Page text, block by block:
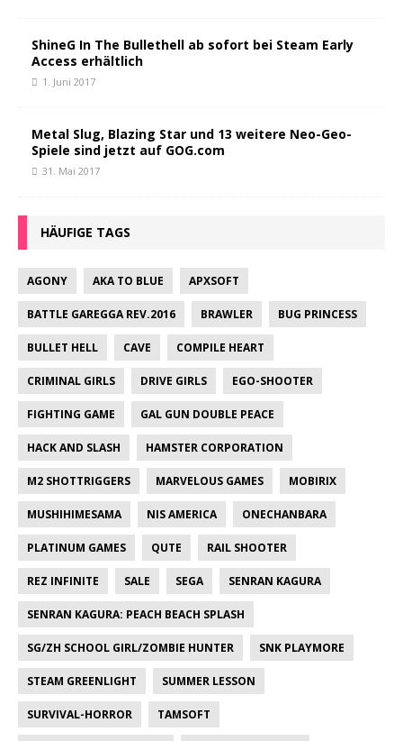
ShineG In The Bullethell ab sofort bei Steam Early
Access erhältlich
1. Juni 2017
Metal Slug, Blazing Star und 13 weitere Neo-Geo-
Spiele sind jetzt auf GOG.com
31. Mai 2017
HÄUFIGE TAGS
AGONY AKA TO BLUE APXSOFT
BATTLE GAREGGA REV.2016 BRAWLER BUG PRINCESS
BULLET HELL CAVE COMPILE HEART
CRIMINAL GIRLS DRIVE GIRLS EGO-SHOOTER
FIGHTING GAME GAL GUN DOUBLE PEACE
HACK AND SLASH HAMSTER CORPORATION
M2 SHOTTRIGGERS MARVELOUS GAMES MOBIRIX
MUSHIHIMESAMA NIS AMERICA ONECHANBARA
PLATINUM GAMES QUTE RAIL SHOOTER
REZ INFINITE SALE SEGA SENRAN KAGURA
SENRAN KAGURA: PEACH BEACH SPLASH
SG/ZH SCHOOL GIRL/ZOMBIE HUNTER SNK PLAYMORE
STEAM GREENLIGHT SUMMER LESSON
SURVIVAL-HORROR TAMSOFT